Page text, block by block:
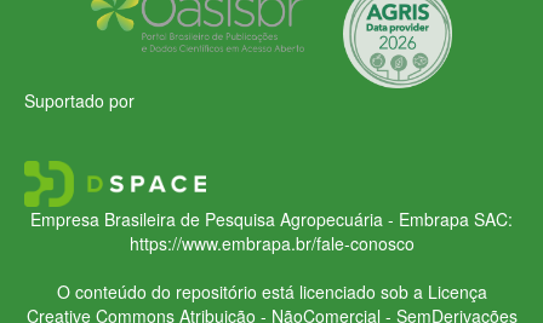
Suportado por
Empresa Brasileira de Pesquisa Agropecuária - Embrapa SAC:
https://www.embrapa.br/fale-conosco
O conteúdo do repositório está licenciado sob a Licença
Creative CommonsAtribuição - NãoComercial - SemDerivações